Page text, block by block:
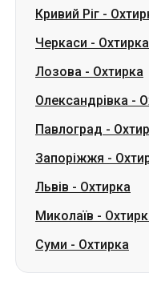
Кривий Ріг -
Черкаси - Охтирка
Лозова - Охтирка
Олександрівка -
Павлоград -
Запоріжжя -
Львів - Охтирка
Миколаїв -
Суми - Охтирка